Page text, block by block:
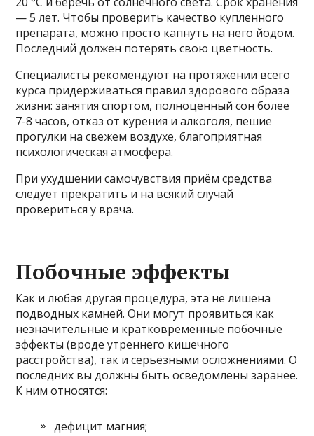
— 5 лет. Чтобы проверить качество купленного
препарата, можно просто капнуть на него йодом.
Последний должен потерять свою цветность.
Специалисты рекомендуют на протяжении всего
курса придерживаться правил здорового образа
жизни: занятия спортом, полноценный сон более
7-8 часов, отказ от курения и алкоголя, пешие
прогулки на свежем воздухе, благоприятная
психологическая атмосфера.
При ухудшении самочувствия приём средства
следует прекратить и на всякий случай
провериться у врача.
Побочные эффекты
Как и любая другая процедура, эта не лишена
подводных камней. Они могут проявиться как
незначительные и кратковременные побочные
эффекты (вроде утреннего кишечного
расстройства), так и серьёзными осложнениями. О
последних вы должны быть осведомлены заранее.
К ним относятся:
дефицит магния;